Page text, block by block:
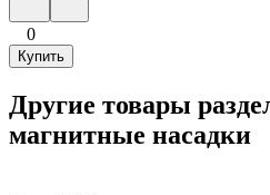
0
Купить
Другие товары
магнитные насадки